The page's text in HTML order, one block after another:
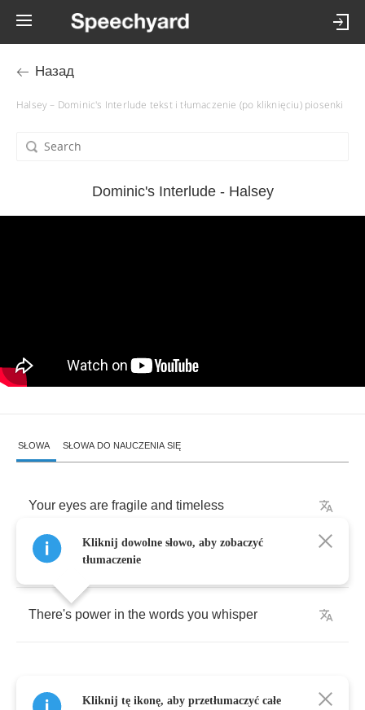
Назад
Halsey – Dominic's Interlude tekst i tłumaczenie (po kliknięciu) piosenki
Dominic's Interlude - Halsey
SŁOWA SŁOWA DO NAUCZENIA SIĘ
Your eyes are fragile and timeless
It's beautiful
There's power in the words you whisper
Kliknij dowolne słowo, aby zobaczyć
tłumaczenie
Kliknij tę ikonę, aby przetłumaczyć całe